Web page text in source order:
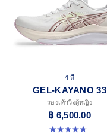
4 สี
GEL-KAYANO 33
รองเท้าวิ่งผู้หญิง
฿ 6,500.00
4.8 จาก 5 ดาว 42 รีวิว